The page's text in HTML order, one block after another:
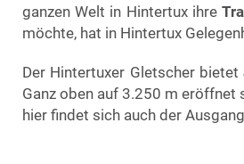
ganzen Welt in Hintertux ihre
möchte, hat in Hintertux
Der Hintertuxer Gletscher bietet
Ganz oben auf 3.250 m eröffnet
hier findet sich auch der